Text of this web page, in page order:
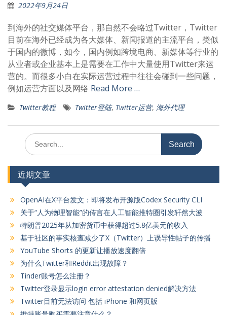
2022年9月24日
到海外的社交媒体平台，那自然不会略过Twitter，Twitter
目前在海外已经成为各大媒体、新闻报道的主流平台，类似
于国内的微博，如今，国内例如跨境电商、新媒体等行业的
从业者或企业基本上是需要在工作中大量使用Twitter来运
营的。而很多小白在实际运营过程中往往会碰到一些问题，
例如运营方面以及网络 Read More …
Twitter教程 Twitter登陆, Twitter运营, 海外代理
Search
for:
近期文章
OpenAI在X平台发文：即将发布开源版Codex Security CLI
关于“人为物理智能”的传言在人工智能推特圈引发轩然大波
特朗普2025年从加密货币中获得超过5.8亿美元的收入
基于社区的事实核查减少了X（Twitter）上误导性帖子的传播
YouTube Shorts 的更新让播放速度翻倍
为什么Twitter和Reddit出现故障？
Tinder账号怎么注册？
Twitter登录显示login error attestation denied解决方法
Twitter目前无法访问 包括 iPhone 和网页版